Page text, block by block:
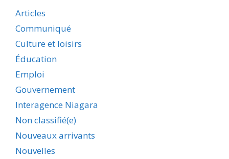
Articles
Communiqué
Culture et loisirs
Éducation
Emploi
Gouvernement
Interagence Niagara
Non classifié(e)
Nouveaux arrivants
Nouvelles